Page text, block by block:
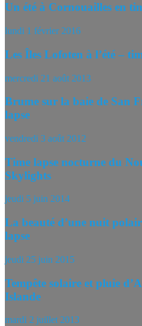
Un été à Cornouailles en
lundi 1 février 2016
Les Îles Lofoten à l’été –
mercredi 21 août 2013
Brume sur la baie de San
lapse
vendredi 3 août 2012
Time lapse nocturne du
Skylights
jeudi 5 juin 2014
La beauté d’une nuit
lapse
jeudi 25 juin 2015
Tempête solaire et pluie
Islande
mardi 2 juillet 2013